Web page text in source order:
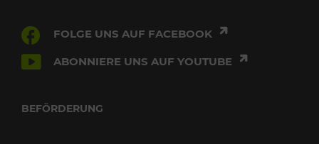
FOLGE UNS AUF FACEBOOK
ABONNIERE UNS AUF YOUTUBE
BEFÖRDERUNG